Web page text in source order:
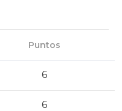
Puntos
6
6